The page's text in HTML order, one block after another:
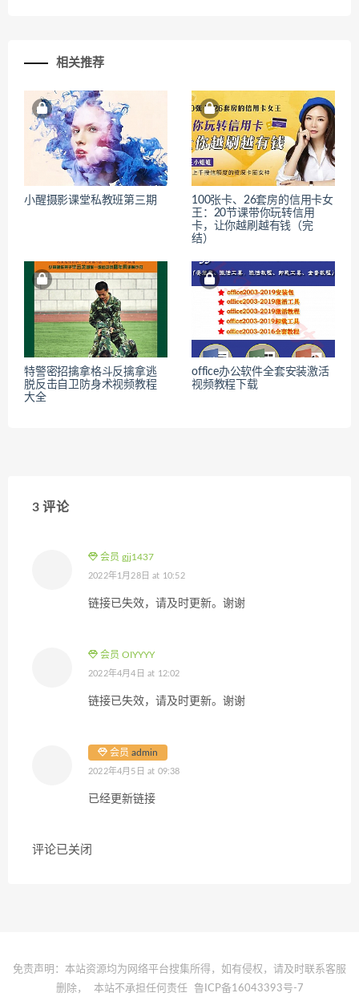
相关推荐
小醒摄影课堂私教班第三期
100张卡、26套房的信用卡女
王：20节课带你玩转信用
卡，让你越刷越有钱（完
结）
特警密招擒拿格斗反擒拿逃
脱反击自卫防身术视频教程
大全
office办公软件全套安装激活
视频教程下载
3 评论
会员 gjj1437
2022年1月28日 at 10:52
链接已失效，请及时更新。谢谢
会员 OIYYYY
2022年4月4日 at 12:02
链接已失效，请及时更新。谢谢
会员 admin
2022年4月5日 at 09:38
已经更新链接
评论已关闭
免责声明：本站资源均为网络平台搜集所得，如有侵权，请及时联系客服
删除，
本站不承担任何责任 鲁ICP备16043393号-7